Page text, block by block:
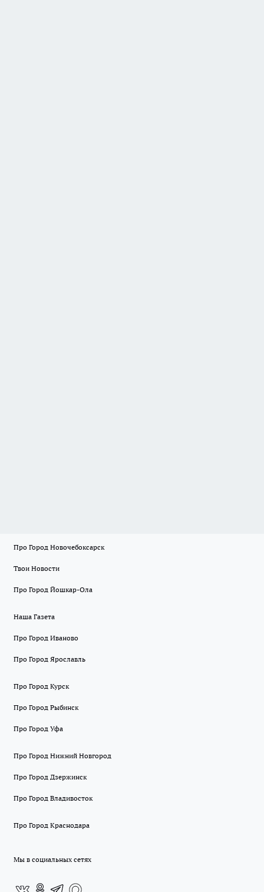
Про Город Новочебоксарск
Твои Новости
Про Город Йошкар-Ола
Наша Газета
Про Город Иваново
Про Город Ярославль
Про Город Курск
Про Город Рыбинск
Про Город Уфа
Про Город Нижний Новгород
Про Город Дзержинск
Про Город Владивосток
Про Город Краснодара
Мы в социальных сетях